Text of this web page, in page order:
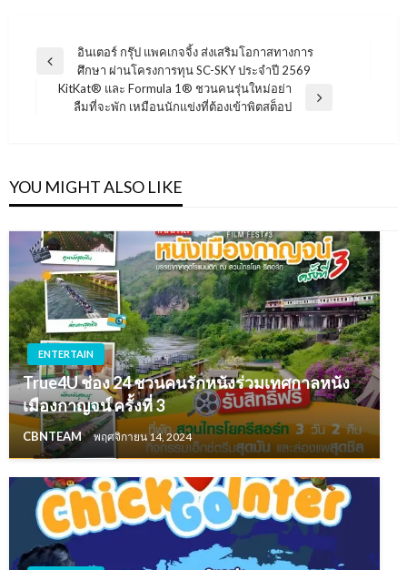
แนะแนว
เรื่อง
Previous
Post
อินเตอร์ กรุ๊ป แพคเกจจิ้ง ส่งเสริมโอกาสทางการ
ศึกษา ผ่านโครงการทุน SC-SKY ประจำปี 2569
Next
KitKat® และ Formula 1® ชวนคนรุ่นใหม่อย่า
ลืมที่จะพัก เหมือนนักแข่งที่ต้องเข้าพิตสต็อป
YOU MIGHT ALSO LIKE
ENTERTAIN
True4U ช่อง 24 ชวนคนรักหนังร่วมเทศกาลหนัง
เมืองกาญจน์ ครั้งที่ 3
CBNTEAM พฤศจิกายน 14, 2024